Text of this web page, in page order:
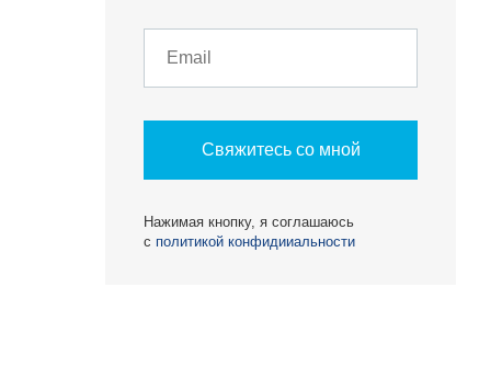
Свяжитесь со мной
Нажимая кнопку, я соглашаюсь
с политикой конфидииальности